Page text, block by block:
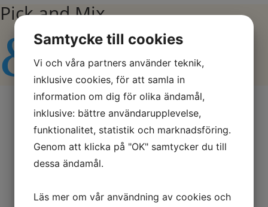
Pick and Mix
&#x43;
Förpackning
Lösvikt
Påse
Sortiment
Smaksatta nötterHeta
Samtycke till cookies
Vi och våra partners använder teknik,
inklusive cookies, för att samla in
information om dig för olika ändamål,
inklusive: bättre användarupplevelse,
funktionalitet, statistik och marknadsföring.
Genom att klicka på "OK" samtycker du till
dessa ändamål.
Läs mer om vår användning av cookies och